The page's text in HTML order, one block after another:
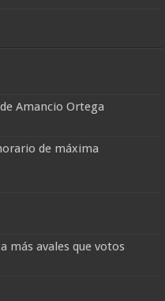
Amancio Ortega
de máxima
más avales que votos